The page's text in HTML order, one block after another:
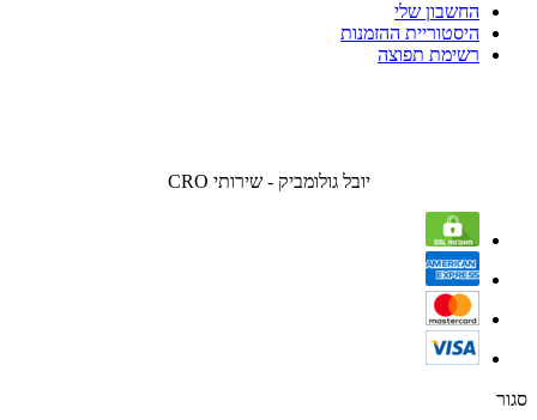
החשבון שלי
היסטוריית ההזמנות
רשימת תפוצה
יובל גולומביק - שירותי CRO
סגור